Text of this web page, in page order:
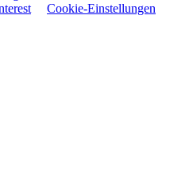
Cookie-Einstellungen